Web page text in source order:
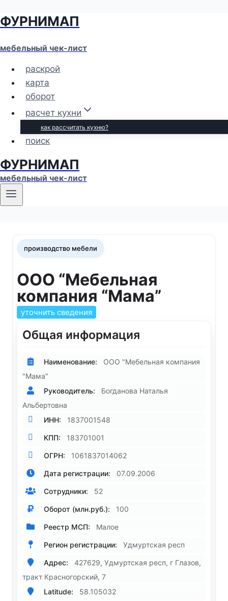
Перейти
содержимому
ФУРНИМАП
мебельный чек-лист
раскрой
карта
оборот
расчет кухни
как рассчитать кухню?
поиск
ФУРНИМАП
мебельный чек-лист
производство мебели
ООО “Мебельная
компания “Мама”
уточнить сведения
Общая информация
Наименование:
ООО "Мебельная компания
"Мама"
Руководитель:
Богданова Наталья
Альбертовна
ИНН:
1837001548
КПП: 183701001
ОГРН: 1061837014062
Дата регистрации: 07.09.2006
Сотрудники: 52
Оборот (млн.руб.): 100
Реестр МСП: Малое
Регион регистрации: Удмуртская респ
Адрес:
427629, Удмуртская респ, г Глазов,
тракт Красногорский, 7
Latitude:
58.105032